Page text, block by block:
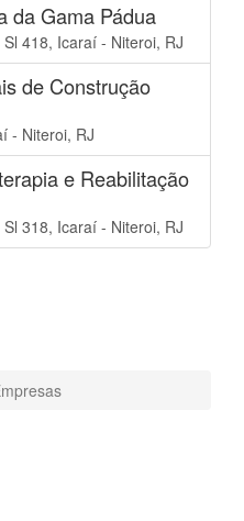
da Gama Pádua
418, Icaraí - Niteroi, RJ
de Construção
- Niteroi, RJ
e Reabilitação
318, Icaraí - Niteroi, RJ